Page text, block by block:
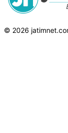
© 2026